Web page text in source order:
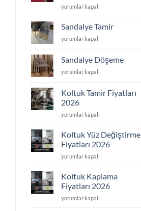
Koltuk
Değişimi
Uygulamaları
için
yorumlar kapalı
Sandalye Tamir
Sandalye
yorumlar kapalı
Sandalye Döşeme
Sandalye
yorumlar kapalı
Koltuk Tamir Fiyatları
2026
Koltuk
Fiyatları
için
yorumlar kapalı
Koltuk Yüz Değiştirme
Fiyatları 2026
Koltuk
Değiştirme
2026
için
yorumlar kapalı
Koltuk Kaplama
Fiyatları 2026
Koltuk
yorumlar kapalı